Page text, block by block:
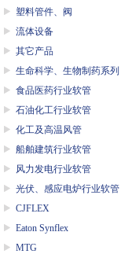
塑料管件、阀
流体设备
其它产品
生命科学、生物制药系列
食品医药行业软管
石油化工行业软管
化工及高温风管
船舶建筑行业软管
风力发电行业软管
光伏、感应电炉行业软管
CJFLEX
Eaton Synflex
MTG